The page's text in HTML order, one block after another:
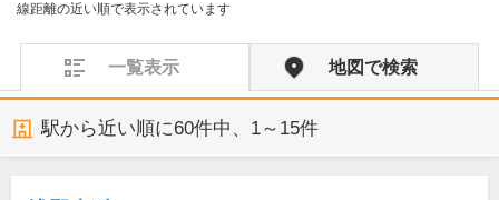
線距離の近い順で表示されています
一覧表示 地図で検索
駅から近い順に60件中、 1～15件